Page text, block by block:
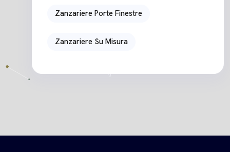
Zanzariere Porte Finestre
Zanzariere Su Misura